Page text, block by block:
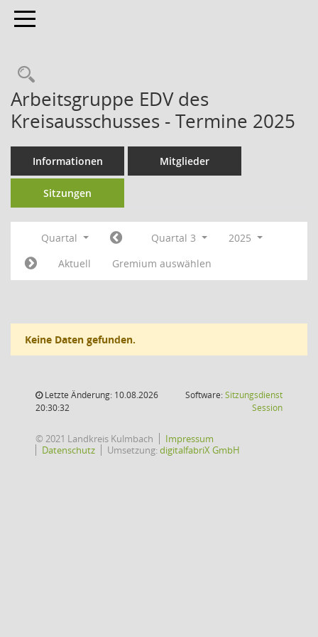
Toggle navigation
Arbeitsgruppe EDV des
Kreisausschusses - Termine 2025
Informationen Mitglieder
Sitzungen
Quartal Quartal 3
2025
Aktuell
Gremium auswählen
Keine Daten gefunden.
Letzte Änderung: 10.08.2026
20:30:32
Software:Sitzungsdienst
Session(Wird in
© 2021 Landkreis Kulmbach
Impressum
Datenschutz
Umsetzung:digitalfabriX GmbH